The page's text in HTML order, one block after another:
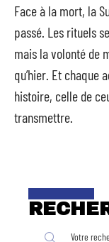
Face à la mort, la
passé. Les rituels
mais la volonté de
qu’hier. Et chaque
histoire, celle de
transmettre.